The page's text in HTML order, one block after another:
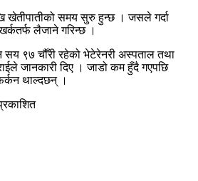
खेतीपातीको समय सुरु हुन्छ । जसले गर्दा
लैजाने गरिन्छ ।
सय ९७ चौँरी रहेको भेटेरेनरी अस्पताल तथा
जानकारी दिए । जाडो कम हुँदै गएपछि
थाल्दछन् ।